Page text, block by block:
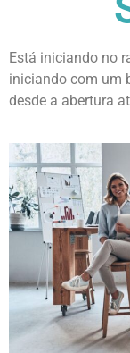
Está iniciando no
iniciando com um
desde a abertura